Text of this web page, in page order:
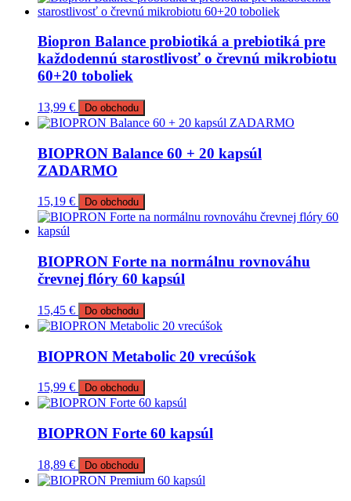
Biopron Balance probiotiká a prebiotiká pre
každodennú starostlivosť o črevnú mikrobiotu
60+20 toboliek
13,99 € Do obchodu
BIOPRON Balance 60 + 20 kapsúl
ZADARMO
15,19 € Do obchodu
BIOPRON Forte na normálnu rovnováhu
črevnej flóry 60 kapsúl
15,45 € Do obchodu
BIOPRON Metabolic 20 vrecúšok
15,99 € Do obchodu
BIOPRON Forte 60 kapsúl
18,89 € Do obchodu